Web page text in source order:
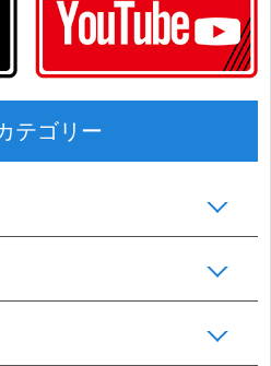
テゴリー